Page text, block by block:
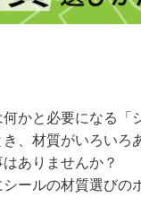
かと必要になる「
、材質がいろいろ
ありませんか？
ールの材質選びの